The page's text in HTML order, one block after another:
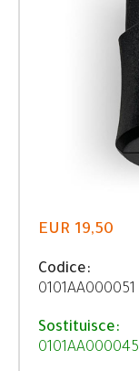
EUR 19,50
Codice:
0101AA000051
Sostituisce:
0101AA000045